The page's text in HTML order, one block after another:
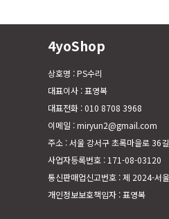
4yoShop
상호명 : PS수리
대표이사 : 표영복
대표전화 : 010 8708 3968
이메일 : miryun2@gmail.com
주소 : 서울 강서구 초록마을로 36
사업자등록번호 : 171-08-03120
통신판매업신고번호 : 제 2024-서
개인정보보호책임자 : 표영복